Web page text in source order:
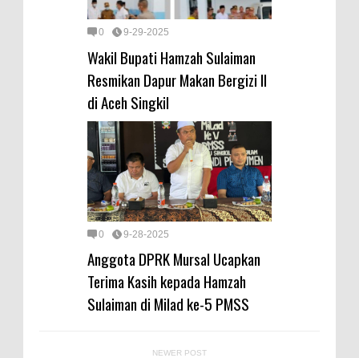
0 9-29-2025
Wakil Bupati Hamzah Sulaiman
Resmikan Dapur Makan Bergizi II
di Aceh Singkil
0 9-28-2025
Anggota DPRK Mursal Ucapkan
Terima Kasih kepada Hamzah
Sulaiman di Milad ke-5 PMSS
NEWER POST